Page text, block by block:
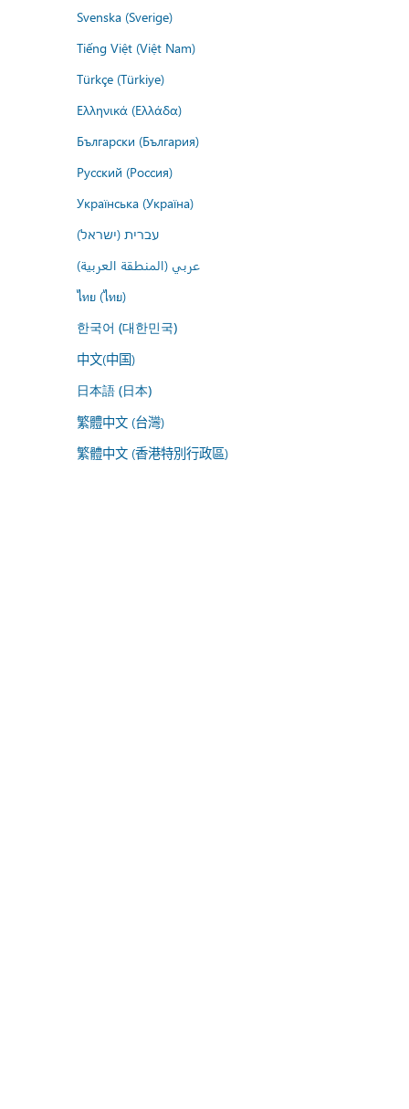
Svenska (Sverige)
Tiếng Việt (Việt Nam)
Türkçe (Türkiye)
Ελληνικά (Ελλάδα)
Български (България)
Русский (Россия)
Українська (Україна)
עברית (ישראל)
عربي (المنطقة العربية)
ไทย (ไทย)
한국어 (대한민국)
中文(中国)
日本語 (日本)
繁體中文 (台灣)
繁體中文 (香港特別行政區)